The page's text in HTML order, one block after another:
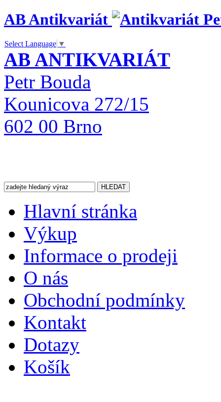
AB Antikvariát
Select Language ▼
AB ANTIKVARIÁT
Petr Bouda
Kounicova 272/15
602 00 Brno
Hlavní stránka
Výkup
Informace o prodeji
O nás
Obchodní podmínky
Kontakt
Dotazy
Košík